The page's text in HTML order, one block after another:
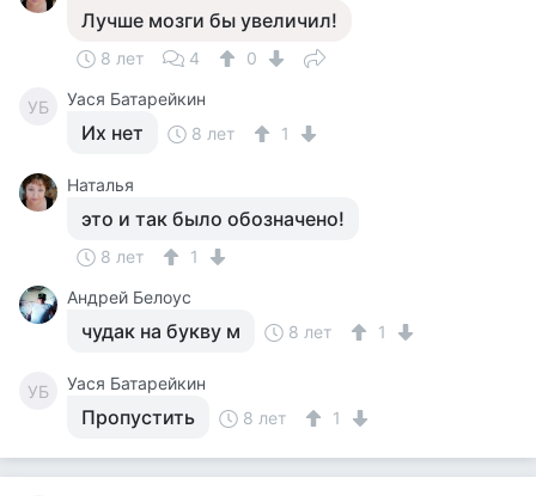
Лучше мозги бы увеличил!
8 лет 4 0
УБ Уася Батарейкин
Их нет 8 лет 1
Наталья
это и так было обозначено!
8 лет
1
Андрей Белоус
чудак на букву м 8 лет 1
УБ Уася Батарейкин
Пропустить 8 лет 1